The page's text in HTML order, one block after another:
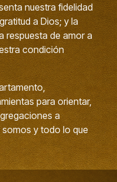
nuestra fidelidad
a Dios; y la
respuesta de amor a
condición
para orientar,
a
y todo lo que